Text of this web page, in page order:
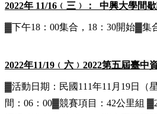
2022年 11/16﹙三﹚： 中興大學間
▓下午18：00集合，18：30開始▓集
2022年11/19 ﹙六﹚ 2022第五屆臺中
▓活動日期： 民國111年11月19日
（
間：06：00▓競賽項目：42公里組